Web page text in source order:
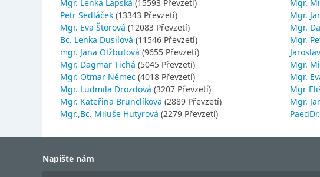
Mgr. Lenka Lapská (15593 Převzetí)
Petr Sedláček (13343 Převzetí)
Mgr. Eva Štorová (12083 Převzetí)
Bc. Lenka Dusilová (11546 Převzetí)
mgr. Jana Olžbutová (9655 Převzetí)
Mgr. Dagmar Tichá (5045 Převzetí)
Mgr. Otmar Němec (4018 Převzetí)
Mgr. Ludmila Drozdová (3207 Převzetí)
Mgr. Kateřina Brunclíková (2889 Převzetí)
Mgr.,Bc. Miluše Hutyrová (2279 Převzetí)
Mgr.
Mgr.
Mgr.
Mgr.
Mgr.
Mgr.
Mgr
Mgr.
Napište nám